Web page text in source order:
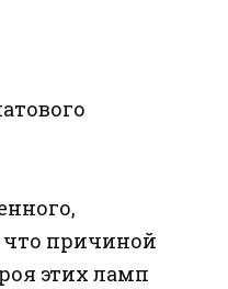
что причиной
этих ламп